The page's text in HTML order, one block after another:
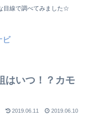
目線で調べてみました☆
ビ
はいつ！？カモ
2019.06.11 2019.06.10